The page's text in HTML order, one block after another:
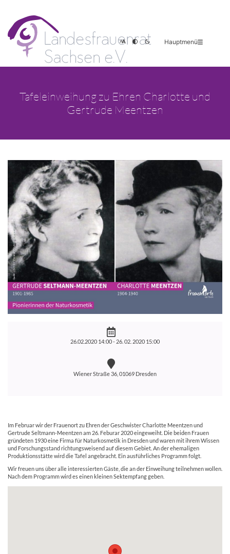
Hauptmenü
Tafeleinweihung zu Ehren Charlotte und
Gertrude Meentzen
26.02.2020 14:00 - 26. 02. 2020 15:00
Wiener Straße 36, 01069 Dresden
Im Februar wir der Frauenort zu Ehren der Geschwister Charlotte Meentzen und
Gertrude Seltmann-Meentzen am 26. Feburar 2020 eingeweiht. Die beiden Frauen
gründeten 1930 eine Firma für Naturkosmetik in Dresden und waren mit ihrem Wissen
und Forschungsstand richtungsweisend auf diesem Gebiet. An der ehemaligen
Produktionsstätte wird die Tafel angebracht. Ein ausführliches Programm folgt.
Wir freuen uns über alle interessierten Gäste, die an der Einweihung teilnehmen wollen.
Nach dem Programm wird es einen kleinen Sektempfang geben.